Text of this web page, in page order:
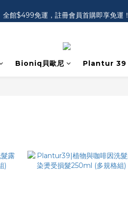
全館$499免運，註冊會員首購即享免運！
全館$499免運，註冊會員首購即享免運！
Bioniq貝歐尼 Plantur 39